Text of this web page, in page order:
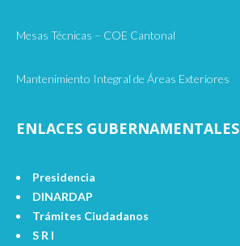
Mesas Técnicas – COE Cantonal
Mantenimiento Integral de Áreas Exteriores
ENLACES GUBERNAMENTALES
Presidencia
DINARDAP
Trámites Ciudadanos
S R I